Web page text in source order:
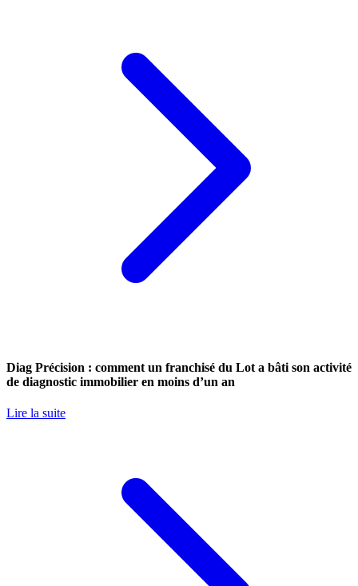
Diag Précision : comment un franchisé du Lot a bâti son activité
de diagnostic immobilier en moins d’un an
Lire la suite